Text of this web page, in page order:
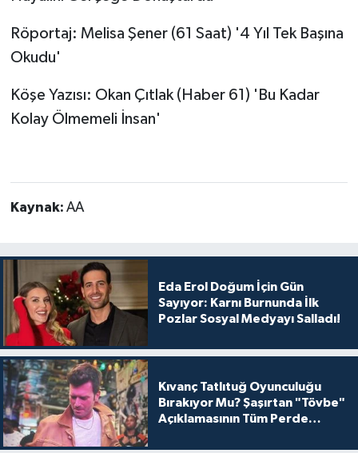
Röportaj: Melisa Şener (61 Saat) '4 Yıl Tek Başına
Okudu'
Köşe Yazısı: Okan Çıtlak (Haber 61) 'Bu Kadar
Kolay Ölmemeli İnsan'
Kaynak: AA
Eda Erol Doğum İçin Gün
Sayıyor: Karnı Burnunda İlk
Pozlar Sosyal Medyayı Salladı!
Kıvanç Tatlıtuğ Oyunculuğu
Bırakıyor Mu? Şaşırtan "Tövbe"
Açıklamasının Tüm Perde